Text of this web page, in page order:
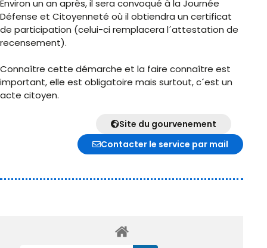
Environ un an après, il sera convoqué à la Journée
Défense et Citoyenneté où il obtiendra un certificat
de participation (celui-ci remplacera l´attestation de
recensement).
Connaître cette démarche et la faire connaître est
important, elle est obligatoire mais surtout, c´est un
acte citoyen.
Site du gourvenement
Contacter le service par mail